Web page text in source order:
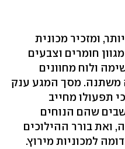
ומזכיר מכונית
חומרים וצבעים
ולוח מחוונים
תצוגה משתנה. מסך המגע ענק
כי תפעולו מחייב
שהם הנוחים
ואת בורר ההילוכים
למכוניות מירוץ.